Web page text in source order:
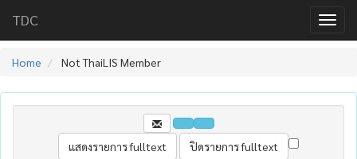
TDC
Home Not ThaiLIS Member